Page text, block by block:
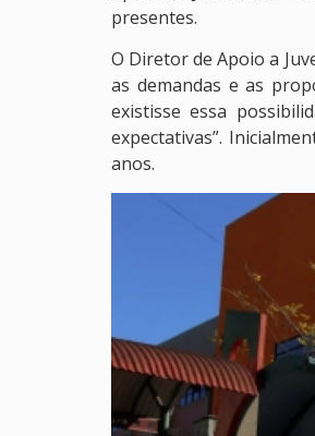
presentes.
O Diretor de Apoio a
as demandas e as
existisse essa
expectativas”.
anos.